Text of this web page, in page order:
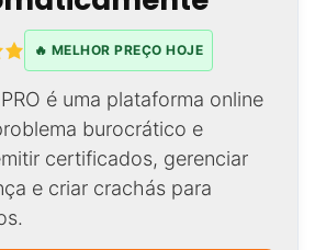
🔥 MELHOR PREÇO HOJE
é uma plataforma online
burocrático e
certificados, gerenciar
e criar crachás para